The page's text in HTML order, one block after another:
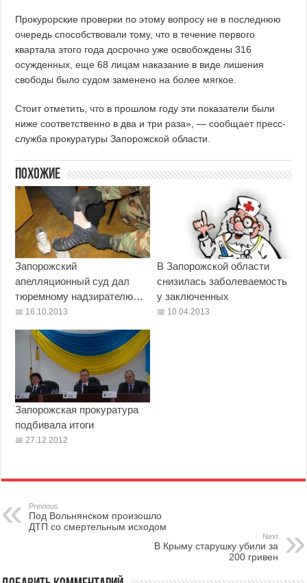
Прокурорские проверки по этому вопросу не в последнюю
очередь способствовали тому, что в течение первого
квартала этого года досрочно уже освобождены 316
осужденных, еще 68 лицам наказание в виде лишения
свободы было судом заменено на более мягкое.
Стоит отметить, что в прошлом году эти показатели были
ниже соответственно в два и три раза», — сообщает пресс-
служба прокуратуры Запорожской области.
Похожие
Запорожский
апелляционный суд дал
тюремному надзирателю…
16.10.2013
В Запорожской области
снизилась заболеваемость
у заключенных
10.04.2013
Запорожская прокуратура
подбивала итоги
27.12.2012
Previous
Под Вольнянском произошло
ДТП со смертельным исходом
Next
В Крыму старушку убили за
200 гривен